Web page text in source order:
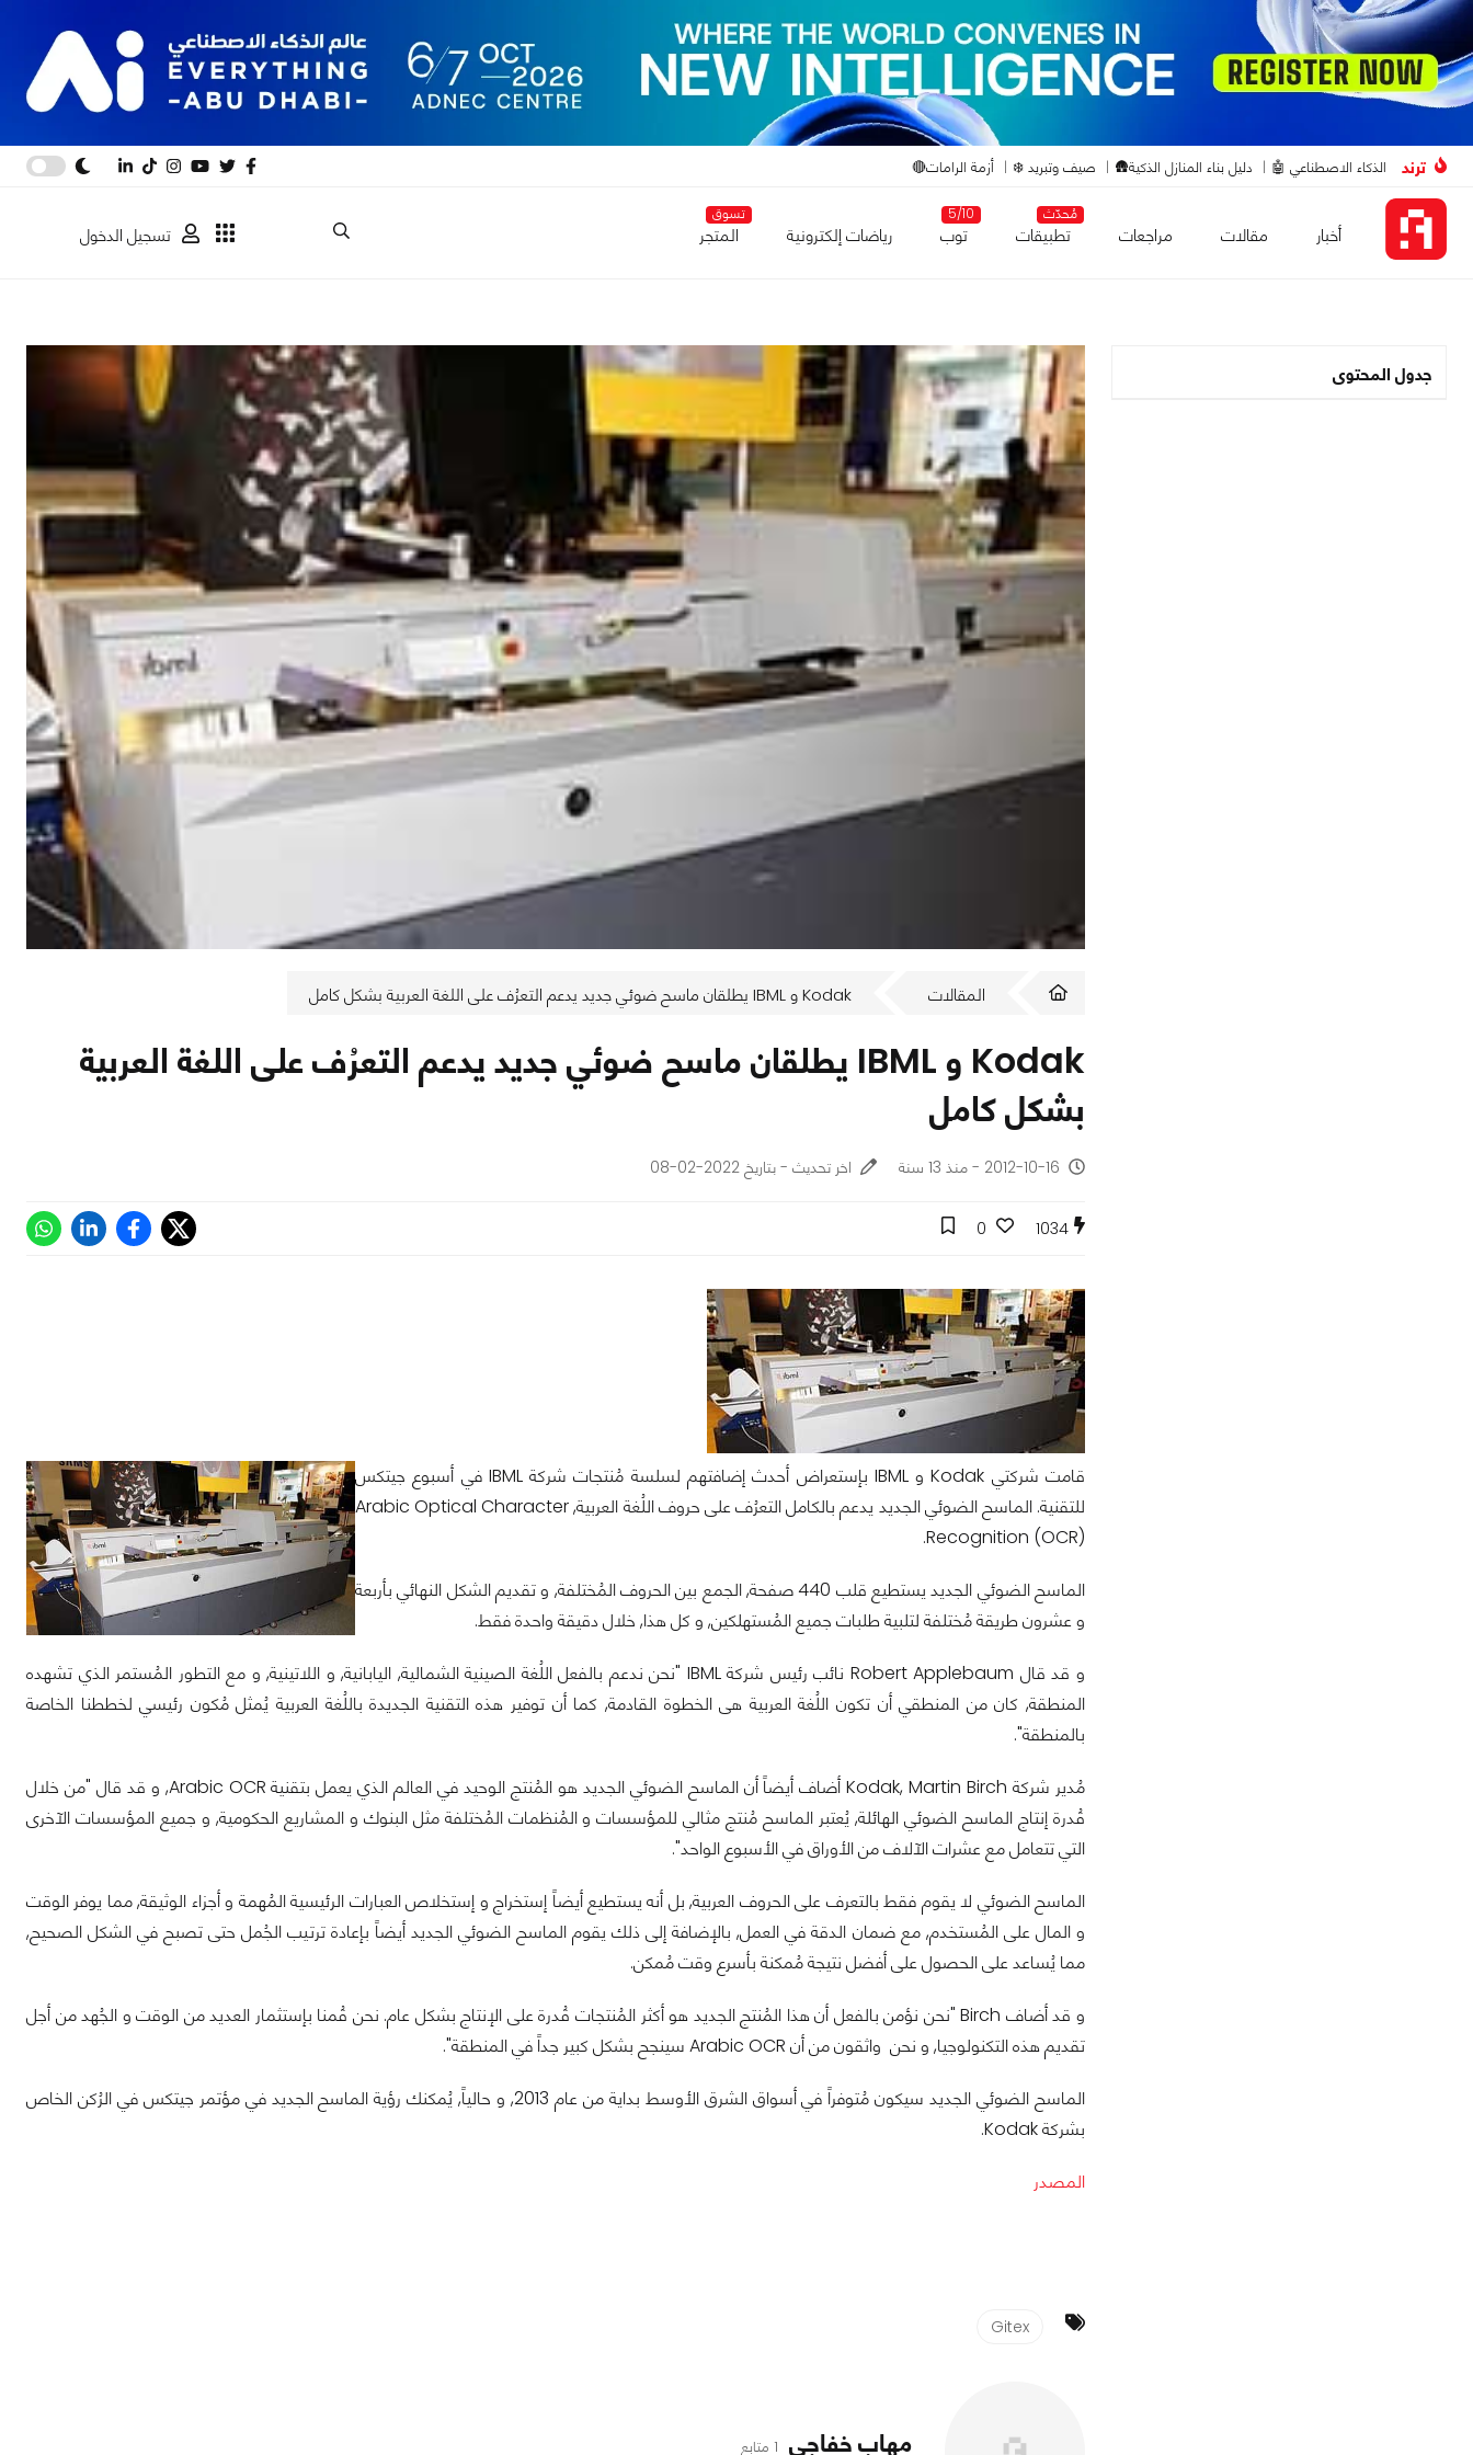
ترند الذكاء الاصطناعي 🤖 دليل بناء المنازل الذكية🛖 صيف وتبريد ❄️ أزمة الرامات🔴
أخبار مقالات مراجعات
مُحدّث
تطبيقات
5/10
توب رياضات إلكترونية
تسوق
المتجر تسجيل الدخول
جدول المحتوى
المقالات Kodak و IBML يطلقان ماسح ضوئي جديد يدعم التعرُف على اللغة العربية بشكل كامل
Kodak و IBML يطلقان ماسح ضوئي جديد يدعم التعرُف على اللغة العربية
بشكل كامل
2012-10-16 - منذ 13 سنة اخر تحديث - بتاريخ 2022-02-08
1034
0
قامت شركتي Kodak و IBML بإستعراض أحدث إضافتهم لسلسة مُنتجات شركة IBML في أسبوع جيتكس
للتقنية. الماسح الضوئي الجديد يدعم بالكامل التعرُف على حروف اللُغة العربية, Arabic Optical Character
Recognition (OCR).
الماسح الضوئي الجديد يستطيع قلب 440 صفحة, الجمع بين الحروف المُختلفة, و تقديم الشكل النهائي بأربعة
و عشرون طريقة مُختلفة لتلبية طلبات جميع المُستهلكين, و كل هذا, خلال دقيقة واحدة فقط.
و قد قال Robert Applebaum نائب رئيس شركة IBML "نحن ندعم بالفعل اللُغة الصينية الشمالية, اليابانية, و اللاتينية, و مع التطور المُستمر الذي تشهده
المنطقة, كان من المنطقي أن تكون اللُغة العربية هى الخطوة القادمة, كما أن توفير هذه التقنية الجديدة باللُغة العربية يُمثل مُكون رئيسي لخططنا الخاصة
بالمنطقة".
مُدير شركة Kodak, Martin Birch أضاف أيضاً أن الماسح الضوئي الجديد هو المُنتج الوحيد في العالم الذي يعمل بتقنية Arabic OCR, و قد قال "من خلال
قُدرة إنتاج الماسح الضوئي الهائلة, يُعتبر الماسح مُنتج مثالي للمؤسسات و المُنظمات المُختلفة مثل البنوك و المشاريع الحكومية, و جميع المؤسسات الآخرى
التي تتعامل مع عشرات الآلاف من الأوراق في الأسبوع الواحد".
الماسح الضوئي لا يقوم فقط بالتعرف على الحروف العربية, بل أنه يستطيع أيضاً إستخراج و إستخلاص العبارات الرئيسية المُهمة و أجزاء الوثيقة, مما يوفر الوقت
و المال على المُستخدم, مع ضمان الدقة في العمل, بالإضافة إلى ذلك يقوم الماسح الضوئي الجديد أيضاً بإعادة ترتيب الجُمل حتى تصبح في الشكل الصحيح,
مما يُساعد على الحصول على أفضل نتيجة مُمكنة بأسرع وقت مُمكن.
و قد أضاف Birch "نحن نؤمن بالفعل أن هذا المُنتج الجديد هو أكثر المُنتجات قُدرة على الإنتاج بشكل عام. نحن قُمنا بإستثمار العديد من الوقت و الجُهد من أجل
تقديم هذه التكنولوجيا, و نحن واثقون من أن Arabic OCR سينجح بشكل كبير جداً في المنطقة".
الماسح الضوئي الجديد سيكون مُتوفراً في أسواق الشرق الأوسط بداية من عام 2013, و حالياً, يُمكنك رؤية الماسح الجديد في مؤتمر جيتكس في الرُكن الخاص
بشركة Kodak.
المصدر
Gitex
مهاب خفاجي 1 متابع